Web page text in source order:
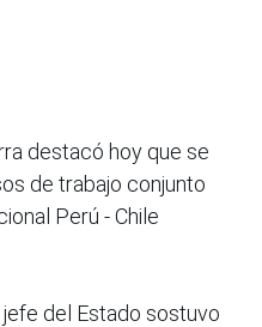
destacó hoy que se
de trabajo conjunto
Perú - Chile
del Estado sostuvo